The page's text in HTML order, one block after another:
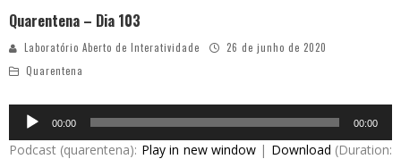
Quarentena – Dia 103
Laboratório Aberto de Interatividade
26 de junho de 2020
Quarentena
Audio
Player
00:00 00:00
Podcast (quarentena): Play in new window| Download (Duration: